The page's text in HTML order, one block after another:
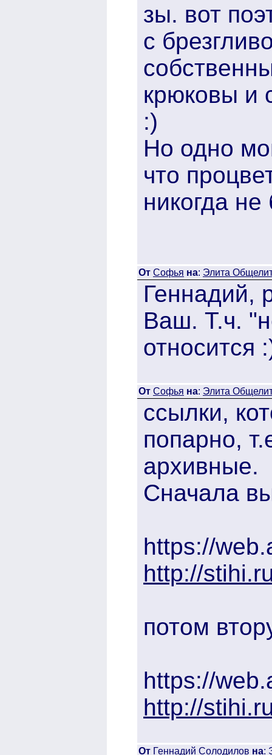
зы. вот
с
крюковы и
:)
Но одно
что
никогда не
От Софья на: Элита
Геннадий,
Ваш. Т.ч.
относится
От Софья на: Элита
ссылки,
попарно,
архивные.
Сначала
https://
http://
потом
https://
http://
От Геннадий Солодилов на: